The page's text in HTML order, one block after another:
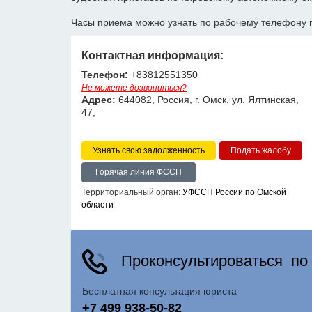
Часы приема можно узнать по рабочему телефону
Контактная информация:
Телефон: +83812551350
Не можете дозвониться?
Адрес: 644082, Россия, г. Омск, ул. Ялтинская,
47,
Узнать свою задолженность
Горячая линия ФССП
Территориальный орган: УФССП России по Омской
области